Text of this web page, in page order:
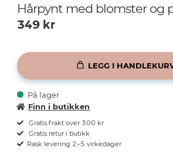
Hårpynt med blomster og
349 kr
LEGG I
På lager
Finn i butikken
Gratis frakt over 300 kr
Gratis retur i butikk
Rask levering 2–5 virkedager